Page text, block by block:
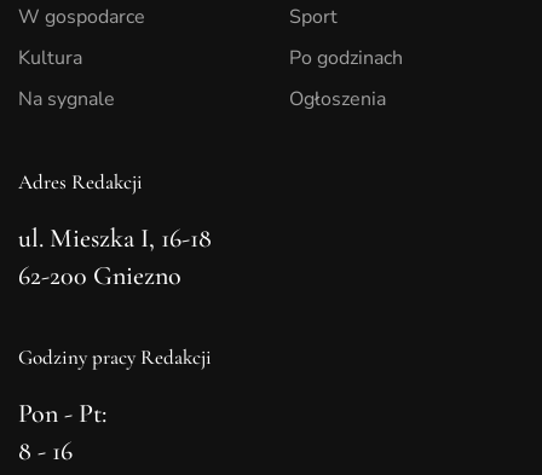
W gospodarce
Kultura
Na sygnale
Sport
Po godzinach
Ogłoszenia
Adres Redakcji
ul. Mieszka I, 16-18
62-200 Gniezno
Godziny pracy Redakcji
Pon - Pt:
8 - 16